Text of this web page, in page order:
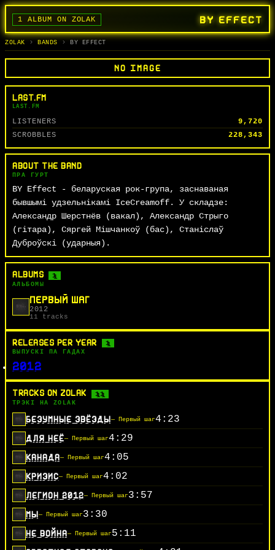
BY EFFECT
1 ALBUM ON ZOLAK
BANDS
ГУРТЫ
ALBUMS
АЛЬБОМЫ
TRACKS
СЬПЕВЫ
SEARCH
ПОШУК
ZOLAK BANDS BY EFFECT
NO IMAGE
LAST.FM
LAST.FM
LISTENERS
9,720
SCROBBLES
228,343
ABOUT THE BAND
ПРА ГУРТ
BY Effect - беларуская рок-група, заснаваная
бывшымі удзельнікамі IceCreamoff. У складзе:
Александр Шерстнёв (вакал), Александр Стрыго
(гітара), Сяргей Мішчанкоў (бас), Станіслаў
Дуброўскі (ударныя).
ALBUMS 1
АЛЬБОМЫ
ПЕРВЫЙ ШАГ
2012
11 tracks
RELEASES PER YEAR 1
ВЫПУСКІ ПА ГАДАХ
2012
TRACKS ON ZOLAK 11
ТРЭКІ НА ZOLAK
БЕЗУМНЫЕ ЗВЁЗДЫ— Первый шаг4:23
ДЛЯ НЕЁ— Первый шаг4:29
КАНАДА— Первый шаг4:05
КРИЗИС— Первый шаг4:02
ЛЕГИОН 2012— Первый шаг3:57
МЫ— Первый шаг3:30
НЕ ВОЙНА— Первый шаг5:11